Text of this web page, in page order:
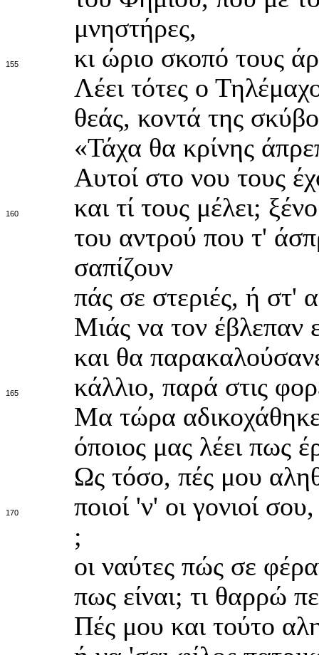
μνηστήρες,
155
κι ώριο σκοπό τους
Λέει τότες ο
θεάς, κοντά της
«Τάχα θα κρίνης
Αυτοί στο νου τους
160
και τί τους μέλει;
του αντρού που τ'
σαπίζουν
πάς σε στεριές, ή στ'
Μιάς να τον έβλεπαν
και θα
165
κάλλιο, παρά στις
Μα τώρα
όποιος μας λέει πως
Ως τόσο, πές μου
170
ποιοί 'ν' οι γονιοί
;
οι ναύτες πώς σε
πως είναι; τι θαρρώ
Πές μου και τούτο